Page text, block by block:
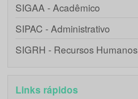
SIGAA - Acadêmico
SIPAC - Administrativo
SIGRH - Recursos Humanos
Links rápidos